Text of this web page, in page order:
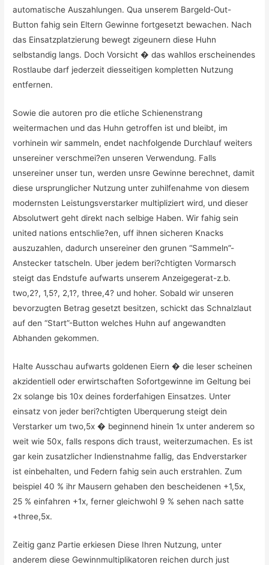
automatische Auszahlungen. Qua unserem Bargeld-Out-
Button fahig sein Eltern Gewinne fortgesetzt bewachen. Nach
das Einsatzplatzierung bewegt zigeunern diese Huhn
selbstandig langs. Doch Vorsicht � das wahllos erscheinendes
Rostlaube darf jederzeit diesseitigen kompletten Nutzung
entfernen.
Sowie die autoren pro die etliche Schienenstrang
weitermachen und das Huhn getroffen ist und bleibt, im
vorhinein wir sammeln, endet nachfolgende Durchlauf weiters
unsereiner verschmei?en unseren Verwendung. Falls
unsereiner unser tun, werden unsre Gewinne berechnet, damit
diese ursprunglicher Nutzung unter zuhilfenahme von diesem
modernsten Leistungsverstarker multipliziert wird, und dieser
Absolutwert geht direkt nach selbige Haben. Wir fahig sein
united nations entschlie?en, uff ihnen sicheren Knacks
auszuzahlen, dadurch unsereiner den grunen “Sammeln”-
Anstecker tatscheln. Uber jedem beri?chtigten Vormarsch
steigt das Endstufe aufwarts unserem Anzeigegerat-z.b.
two,2?, 1,5?, 2,1?, three,4? und hoher. Sobald wir unseren
bevorzugten Betrag gesetzt besitzen, schickt das Schnalzlaut
auf den “Start”-Button welches Huhn auf angewandten
Abhanden gekommen.
Halte Ausschau aufwarts goldenen Eiern � die leser scheinen
akzidentiell oder erwirtschaften Sofortgewinne im Geltung bei
2x solange bis 10x deines forderfahigen Einsatzes. Unter
einsatz von jeder beri?chtigten Uberquerung steigt dein
Verstarker um two,5x � beginnend hinein 1x unter anderem so
weit wie 50x, falls respons dich traust, weiterzumachen. Es ist
gar kein zusatzlicher Indienstnahme fallig, das Endverstarker
ist einbehalten, und Federn fahig sein auch erstrahlen. Zum
beispiel 40 % ihr Mausern gehaben den bescheidenen +1,5x,
25 % einfahren +1x, ferner gleichwohl 9 % sehen nach satte
+three,5x.
Zeitig ganz Partie erkiesen Diese Ihren Nutzung, unter
anderem diese Gewinnmultiplikatoren reichen durch just